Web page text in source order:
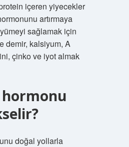
içeren yiyecekler
artırmaya
sağlamak için
demir, kalsiyum, A
çinko ve iyot almak
doğal yollarla